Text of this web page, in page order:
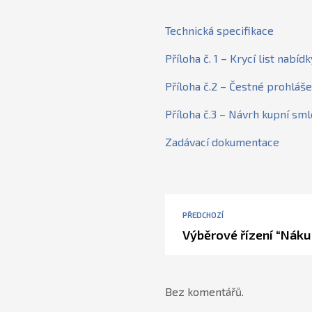
Technická specifikace
Příloha č. 1 – Krycí list
Příloha č.2 – Čestné
Příloha č.3 – Návrh kupní
Zadávací dokumentace
PŘEDCHOZÍ
Výběrové řízení
Bez komentářů.